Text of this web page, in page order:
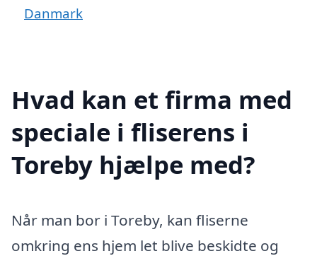
Danmark
Hvad kan et firma med
speciale i fliserens i
Toreby hjælpe med?
Når man bor i Toreby, kan fliserne
omkring ens hjem let blive beskidte og